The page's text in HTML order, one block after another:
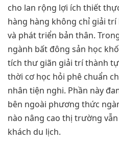
cho lan rộng lợi ích thiết
hàng hàng không chỉ giải
và phát triển bản thân.
ngành bất đông sản học
tích thư giãn giải trí thành
thời cơ học hỏi phê chuẩn
nhân tiện nghi. Phần này
bên ngoài phương thức
nào nâng cao thị trường
khách du lịch.